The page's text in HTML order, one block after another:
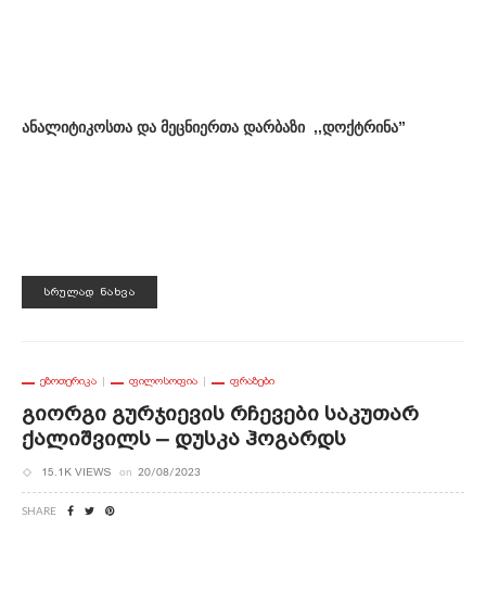
ანალიტიკოსთა და მეცნიერთა დარბაზი ,,დოქტრინა”
ᲡᲠᲣᲚᲐᲓ ᲜᲐᲮᲕᲐ
ᲔᲖᲝᲗᲔᲠᲘᲙᲐ ᲤᲘᲚᲝᲡᲝᲤᲘᲐ ᲤᲠᲐᲖᲔᲑᲘ
Გიორგი Გურჯიევის Რჩევები Საკუთარ
Ქალიშვილს – Დუსკა Ჰოგარდს
15.1K VIEWS on 20/08/2023
SHARE